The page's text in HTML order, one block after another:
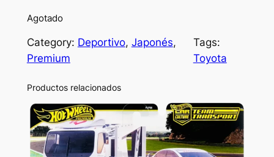
Agotado
Category: Deportivo, Japonés
Premium
Tags:
Toyota
Productos relacionados